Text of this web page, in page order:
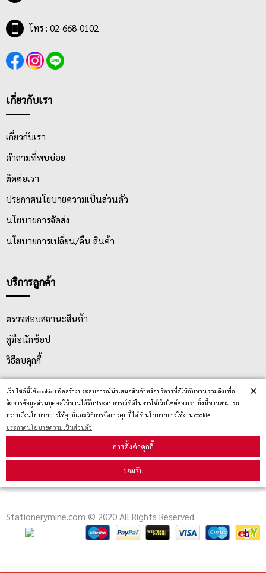
เว็ปไซต์นี้ใช้ cookie เพื่อสร้างประสบการณ์นำเสนอสินค้าหรือบริการที่ดีให้กับท่าน รวมถึงเพื่อ
จัดการข้อมูลส่วนบุคคลให้ท่านได้รับประสบการณ์ที่ดีในการใช้เว็ปไซต์ของเรา ทั้งนี้ท่านสามารถ
ทราบถึงนโยบายการใช้คุกกี้และวิธีการจัดการคุกกี้ ได้ ที่ นโยบายการใช้งาน cookie
ประกาศนโยบายความเป็นส่วนตัว
การตั้งค่าคุกกี้
ยอมรับ
×
โทร : 02-668-0102
เกี่ยวกับเรา
เกี่ยวกับเรา
คำถามที่พบบ่อย
ติดต่อเรา
ประกาศนโยบายความเป็นส่วนตัว
นโยบายการจัดส่ง
นโยบายการเปลี่ยน/คืน สินค้า
บริการลูกค้า
ตรวจสอบสถานะสินค้า
คู่มือนักช้อป
วิธีลบคุกกี้
สมัครรับข่าวสาร
รับข่าวสาร
Stationerymine.com © 2020 All Rights Reserved.